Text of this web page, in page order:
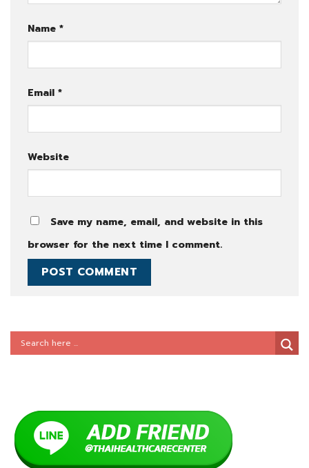
Name *
Email *
Website
Save my name, email, and website in this
browser for the next time I comment.